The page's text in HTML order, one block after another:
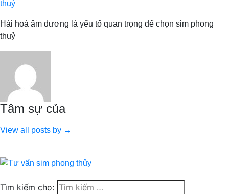
Hài hoà âm dương là yếu tố quan trọng để chọn sim phong
thuỷ
Tâm sự của
View all posts by →
Tìm kiếm cho: